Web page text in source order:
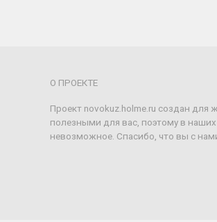
О ПРОЕКТЕ
Проект novokuz.holme.ru создан
полезными для вас, поэтому в
невозможное. Спасибо, что вы с